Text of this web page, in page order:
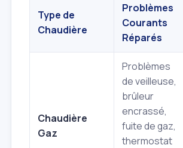
Type de
Chaudière
Problèmes
Courants
Réparés
Chaudière
Gaz
Problèmes
de veilleuse,
brûleur
encrassé,
fuite de gaz,
thermostat